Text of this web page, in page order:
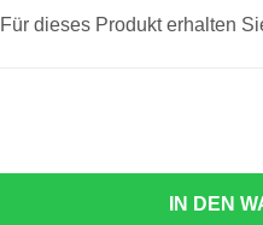
Für dieses Produkt erhalten
IN DEN